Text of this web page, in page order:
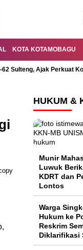
KOTA KOTAMOBAGU
Sulteng, Ajak Perkuat
HUKUM &
Munir
Luwuk
KDRT dan
Lontos
Warga
Hukum ke
Reskrim
Diklarifikasi